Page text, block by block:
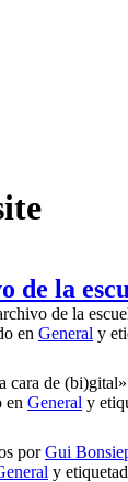
la
de la
en General y
de
en General y
porGui
y